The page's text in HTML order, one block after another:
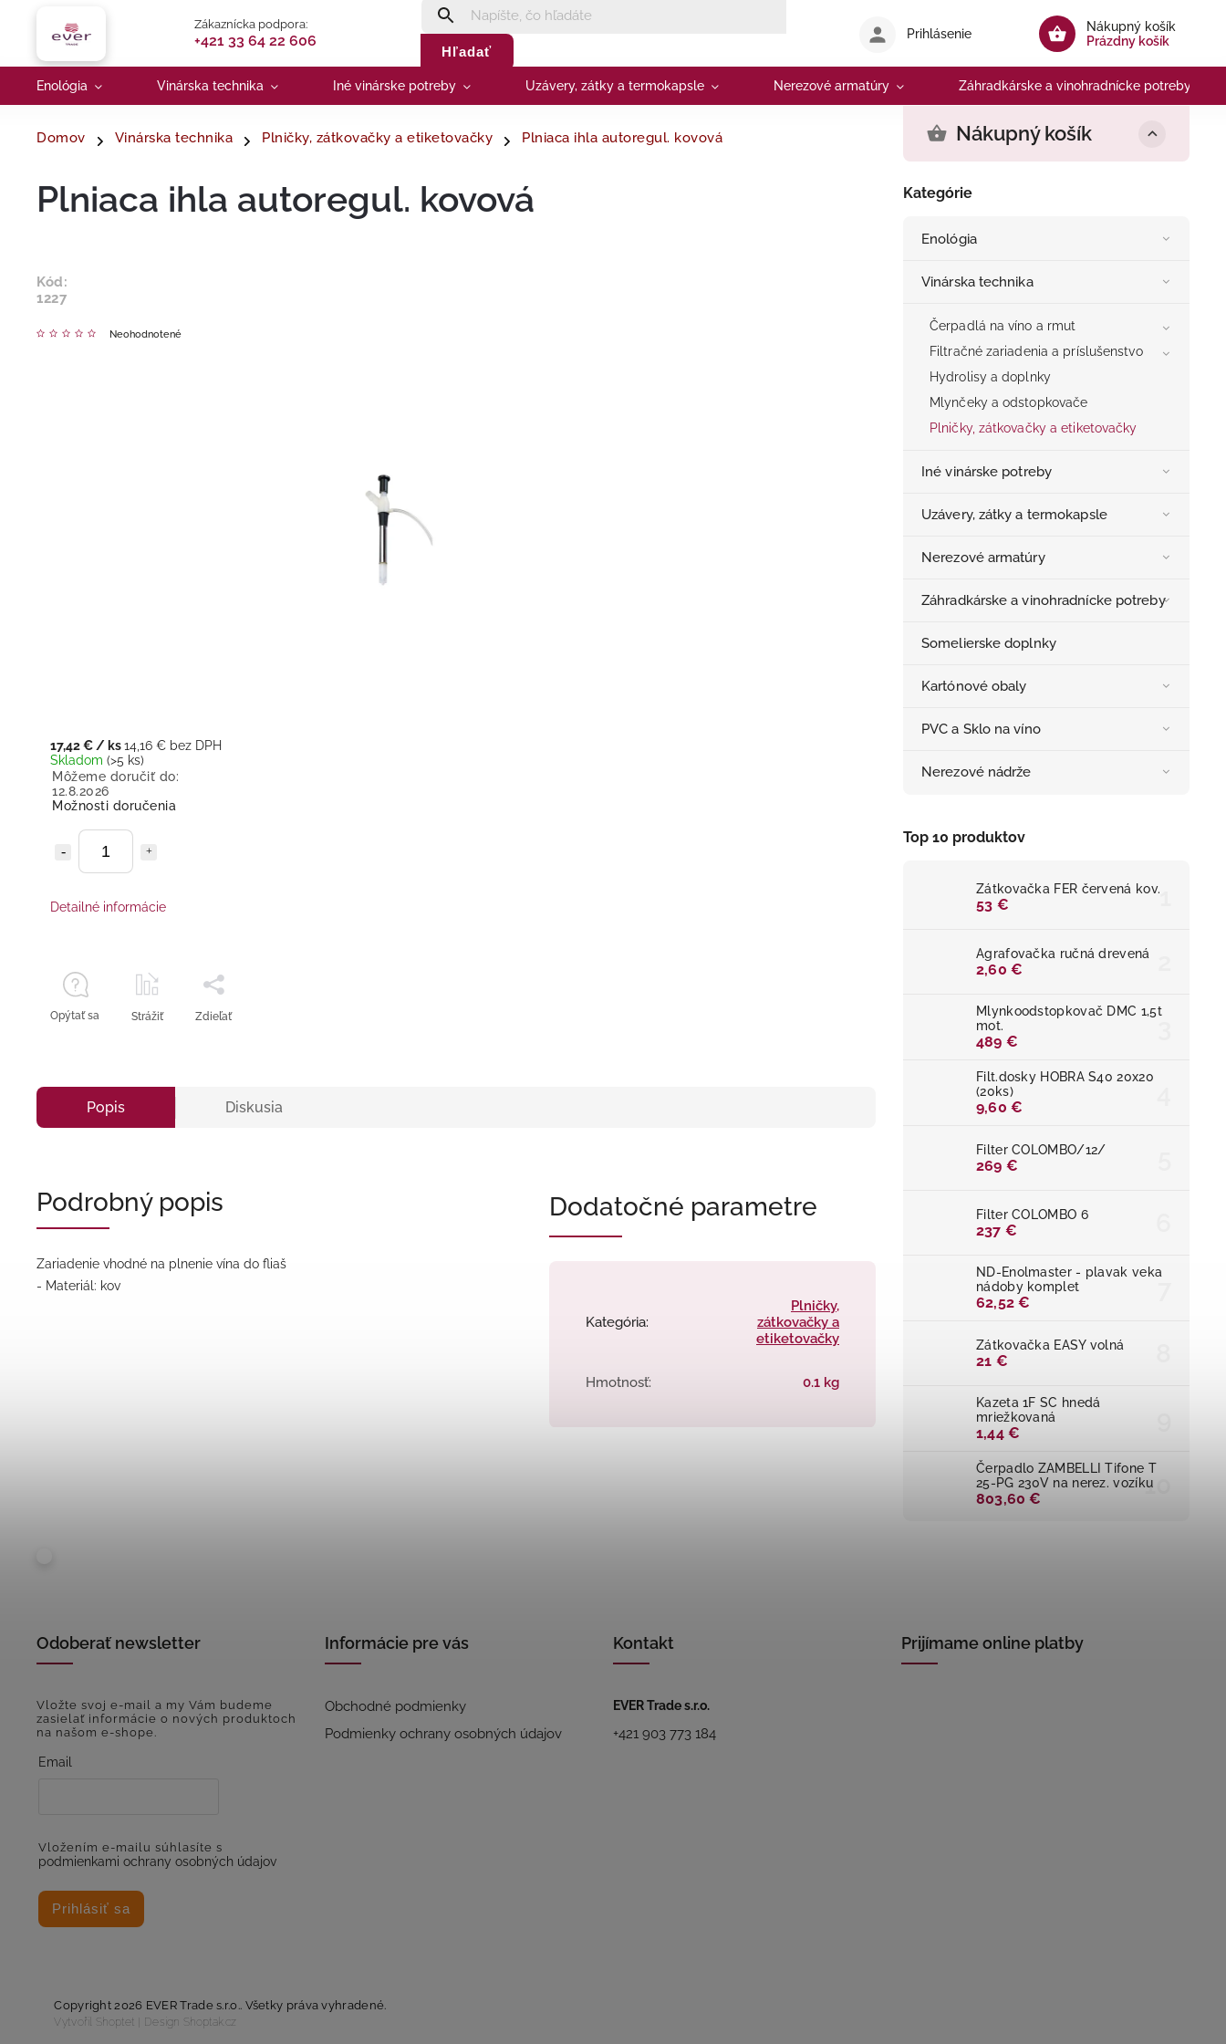
Zákaznícka podpora:
+421 33 64 22 606
Hľadať
Nákupný košík
Prázdny košík
Prihlásenie
Enológia Vinárska technika Iné vinárske potreby Uzávery, zátky a termokapsle Nerezové armatúry Záhradkárske a vinohradnícke potreby
Domov Vinárska technika Plničky, zátkovačky a etiketovačky Plniaca ihla autoregul. kovová Nákupný košík
Kategórie
Enológia
Vinárska technika
Čerpadlá na víno a rmut
Filtračné zariadenia a príslušenstvo
Hydrolisy a doplnky
Mlynčeky a odstopkovače
Plničky, zátkovačky a etiketovačky
Iné vinárske potreby
Uzávery, zátky a termokapsle
Nerezové armatúry
Záhradkárske a vinohradnícke potreby
Somelierske doplnky
Kartónové obaly
PVC a Sklo na víno
Nerezové nádrže
Top 10 produktov
Zátkovačka FER červená kov.
53 €
Agrafovačka ručná drevená
2,60 €
Mlynkoodstopkovač DMC 1,5t
mot.
489 €
Filt.dosky HOBRA S40 20x20
(20ks)
9,60 €
Filter COLOMBO/12/
269 €
Filter COLOMBO 6
237 €
ND-Enolmaster - plavak veka
nádoby komplet
62,52 €
Zátkovačka EASY volná
21 €
Kazeta 1F SC hnedá
mriežkovaná
1,44 €
Čerpadlo ZAMBELLI Tifone T
25-PG 230V na nerez. vozíku
803,60 €
Plniaca ihla autoregul. kovová
Kód:
1227
Neohodnotené
17,42 € / ks14,16 € bez DPH
Skladom (>5 ks)
Môžeme doručiť do:
12.8.2026
Možnosti doručenia
Detailné informácie
Opýtať sa Strážiť Zdieľať
Popis Diskusia
Podrobný popis
Zariadenie vhodné na plnenie vína do fliaš
- Materiál: kov
Dodatočné parametre
Kategória:
Plničky,
zátkovačky a
etiketovačky
Hmotnosť: 0.1 kg
Odoberať newsletter
Vložte svoj e-mail a my Vám budeme
zasielať informácie o nových produktoch
na našom e-shope.
Email
Vložením e-mailu súhlasíte s
podmienkami ochrany osobných údajov
Prihlásiť sa
Informácie pre vás
Obchodné podmienky
Podmienky ochrany osobných údajov
Kontakt
EVER Trade s.r.o.
+421 903 773 184
Prijímame online platby
Copyright 2026 EVER Trade s.r.o.. Všetky práva vyhradené.
Vytvořil Shoptet | Design Shoptak.cz